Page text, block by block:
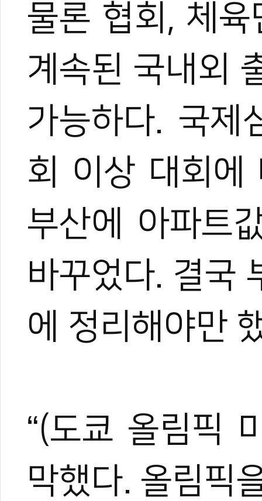
물론 협회, 체
계속된 국내외
가능하다. 국
회 이상 대회에
부산에 아파트
바꾸었다. 결국
에 정리해야만
“(도쿄 올림픽
막했다. 올림픽
한혜진
트 KOICA 국제협력요원으
며, 20여 년간 65개국
작, 대회 중계방송 캐스터,
텐츠를 다각화해 온 전문
과 콘텐츠 제작 및 홍보 마
이온 대표이사를 맡고 있
야)와 대학 겸임교수로도
화 발전에 힘쓰고 있다.